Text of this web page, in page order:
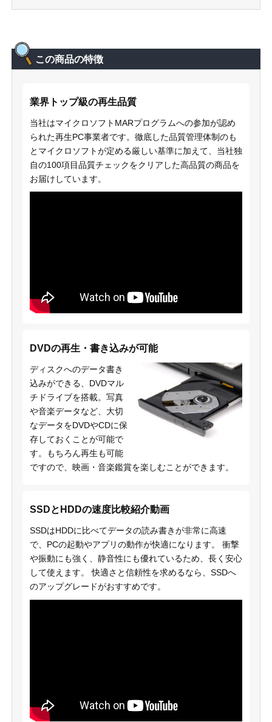
この商品の特徴
業界トップ級の再生品質
当社はマイクロソフトMARプログラムへの参加が認め
られた再生PC事業者です。徹底した品質管理体制のも
とマイクロソフトが定める厳しい基準に加えて、当社独
自の100項目品質チェックをクリアした高品質の商品を
お届けしています。
DVDの再生・書き込みが可能
ディスクへのデータ書き
込みができる、DVDマル
チドライブを搭載。写真
や音楽データなど、大切
なデータをDVDやCDに保
存しておくことが可能で
す。もちろん再生も可能
ですので、映画・音楽鑑賞を楽しむことができます。
SSDとHDDの速度比較紹介動画
SSDはHDDに比べてデータの読み書きが非常に高速
で、PCの起動やアプリの動作が快適になります。 衝撃
や振動にも強く、静音性にも優れているため、長く安心
して使えます。 快適さと信頼性を求めるなら、SSDへ
のアップグレードがおすすめです。